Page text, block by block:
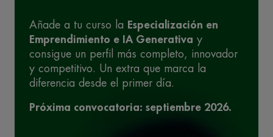
Añade a tu curso la Especialización en
Emprendimiento e IA Generativa y
consigue un perfil más completo, innovador
y competitivo. Un extra que marca la
diferencia desde el primer día.
Próxima convocatoria: septiembre 2026.